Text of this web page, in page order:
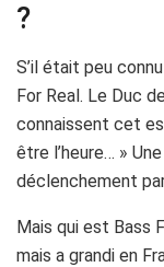
?
S’il était peu
For Real. Le Duc
connaissent cet
être l’heure… »
déclenchement
Mais qui est Bass
mais a grandi en